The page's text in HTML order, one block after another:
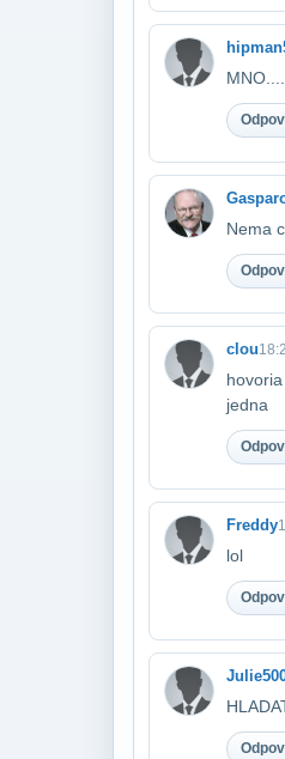
Nema
clou
jedna
Freddy
lol